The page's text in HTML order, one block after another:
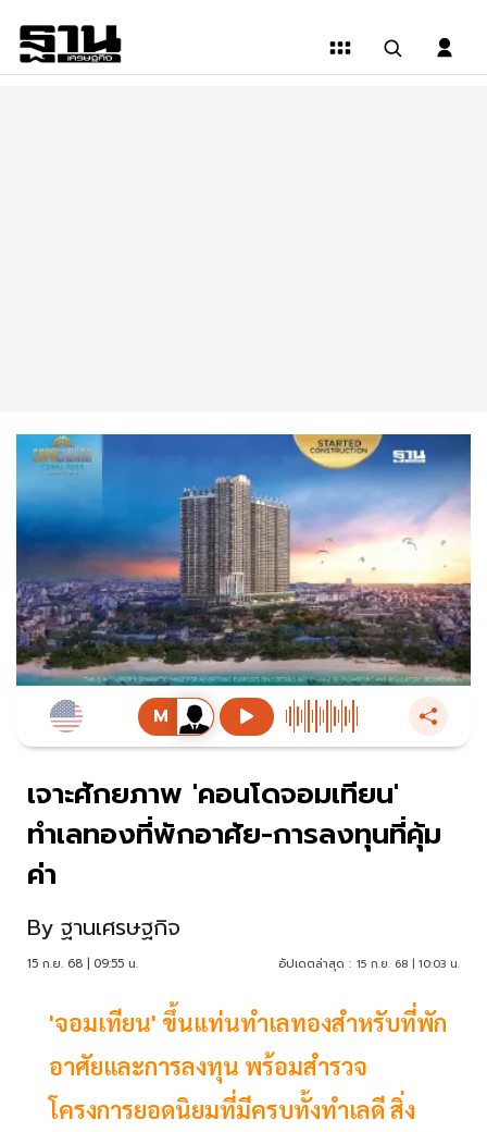
เจาะศักยภาพ 'คอนโดจอมเทียน'
ทำเลทองที่พักอาศัย-การลงทุนที่คุ้ม
ค่า
By ฐานเศรษฐกิจ
15 ก.ย. 68 | 09:55 น. อัปเดตล่าสุด : 15 ก.ย. 68 | 10:03 น.
'จอมเทียน' ขึ้นแท่นทำเลทองสำหรับที่พัก
อาศัยและการลงทุน พร้อมสำรวจ
โครงการยอดนิยมที่มีครบทั้งทำเลดี สิ่ง